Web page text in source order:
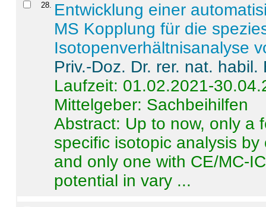
28. Entwicklung einer
MS Kopplung für die
Isotopenverhältnisanalyse
Priv.-Doz. Dr. rer. nat.
Laufzeit: 01.02.2021-
Mittelgeber: Sachbeihilfen
Abstract: Up to now, only a
specific isotopic analysis
and only one with CE/MC-
potential in vary ...